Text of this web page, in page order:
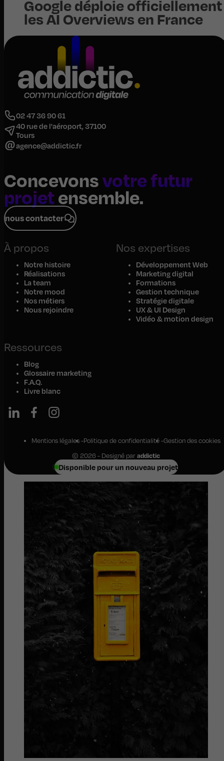
Google déploie officiellement
les AI Overviews en France
02 47 36 90 61
40 rue de l'aéroport, 37100
Tours
agence@addictic.fr
Concevonsvotre futur
projetensemble.
nous contacter
À propos
Notre histoire
Réalisations
La team
Notre mood
Nos métiers
Nous rejoindre
Nos expertises
Développement Web
Marketing digital
Formations
Gestion technique
Stratégie digitale
UX & UI Design
Vidéo & motion design
Ressources
Blog
Glossaire marketing
F.A.Q.
Livre blanc
Disponible pour un nouveau projet
Mentions légales Politique de confidentialité Gestion des cookies
© 2026 - Designé paraddictic